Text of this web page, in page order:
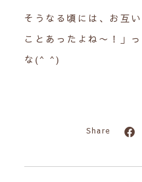
そうなる頃には、お互
ことあったよね〜！」
な(^ ^)
Share